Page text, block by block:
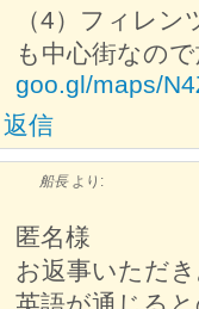
（4）フィレ
も中心街なの
goo.gl/maps/
返信
船長 より:
匿名様
お返事いただ